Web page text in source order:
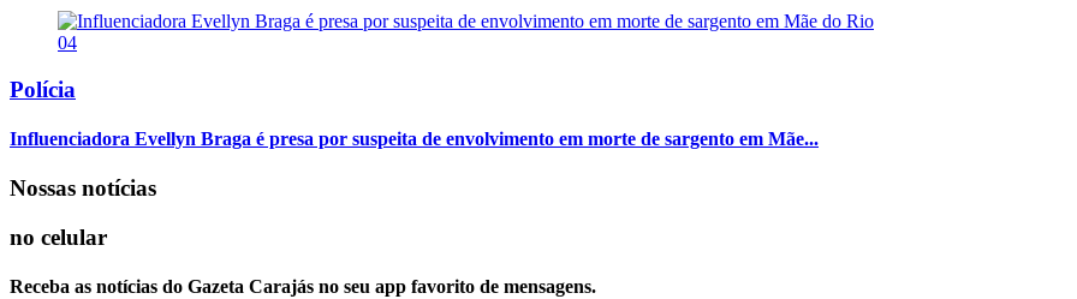
04
Polícia
Influenciadora Evellyn Braga é presa por suspeita de envolvimento em morte de sargento em Mãe...
Nossas notícias
no celular
Receba as notícias do Gazeta Carajás no seu app favorito de mensagens.